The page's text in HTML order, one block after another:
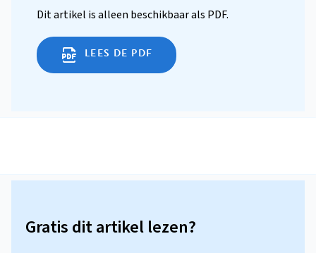
Dit artikel is alleen beschikbaar als PDF.
LEES DE PDF
Gratis dit artikel lezen?